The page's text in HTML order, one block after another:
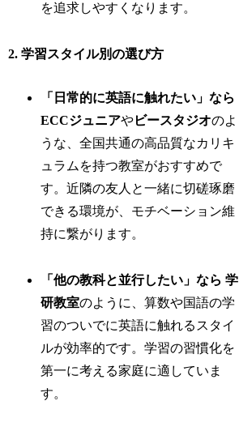
を追求しやすくなります。
2. 学習スタイル別の選び方
「日常的に英語に触れたい」なら
ECCジュニアやビースタジオのよ
うな、全国共通の高品質なカリキ
ュラムを持つ教室がおすすめで
す。近隣の友人と一緒に切磋琢磨
できる環境が、モチベーション維
持に繋がります。
「他の教科と並行したい」なら 学
研教室のように、算数や国語の学
習のついでに英語に触れるスタイ
ルが効率的です。学習の習慣化を
第一に考える家庭に適していま
す。